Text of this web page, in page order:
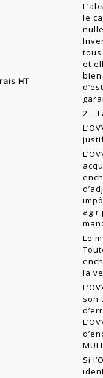
HT
le
et
2 –
agir
Le
la
son
Si